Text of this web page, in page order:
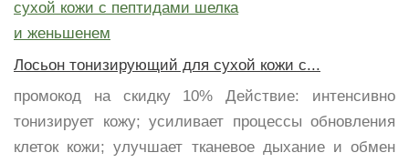
Лосьон тонизирующий для сухой кожи с...
промокод на скидку 10% Действие: интенсивно
тонизирует кожу; усиливает процессы обновления
клеток кожи; улучшает тканевое дыхание и обмен